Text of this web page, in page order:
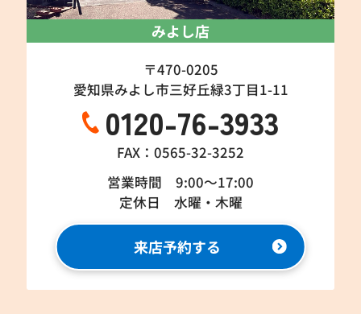
みよし店
〒470-0205
愛知県みよし市三好丘緑3丁目1-11
0120-76-3933
FAX：0565-32-3252
営業時間 9:00～17:00
定休日 水曜・木曜
来店予約する